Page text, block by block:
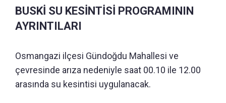
BUSKİ SU KESİNTİSİ PROGRAMININ
AYRINTILARI
Osmangazi ilçesi Gündoğdu Mahallesi ve
çevresinde arıza nedeniyle saat 00.10 ile 12.00
arasında su kesintisi uygulanacak.